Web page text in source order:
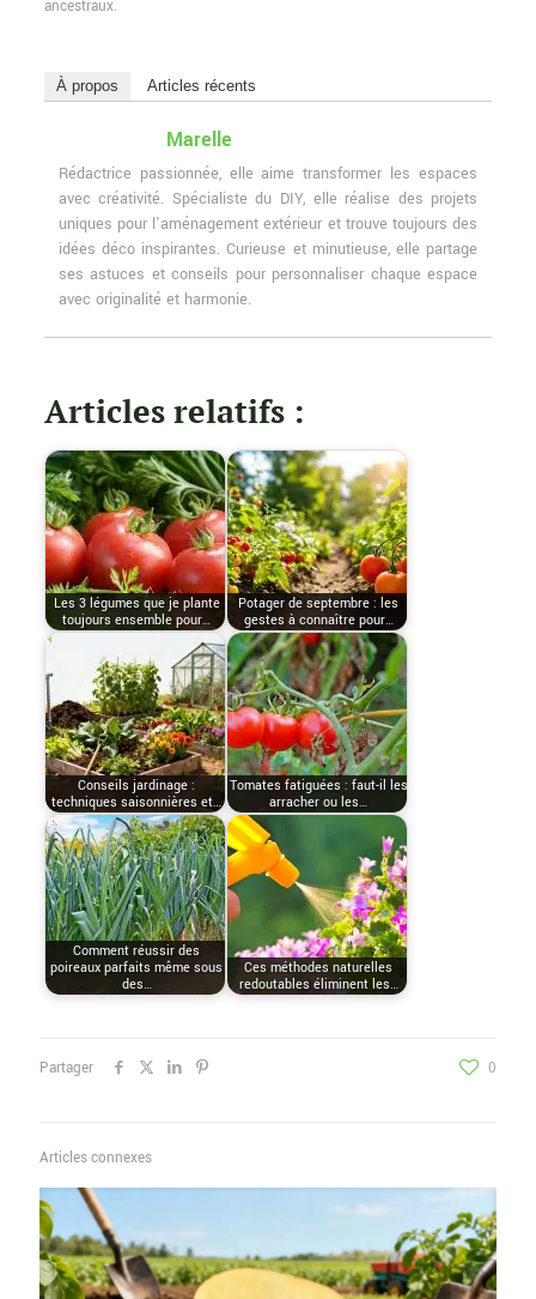
ancestraux.
À propos Articles récents
Marelle
Rédactrice passionnée, elle aime transformer les espaces
avec créativité. Spécialiste du DIY, elle réalise des projets
uniques pour l'aménagement extérieur et trouve toujours des
idées déco inspirantes. Curieuse et minutieuse, elle partage
ses astuces et conseils pour personnaliser chaque espace
avec originalité et harmonie.
Articles relatifs :
Les 3 légumes que je plante
toujours ensemble pour…
Potager de septembre : les
gestes à connaître pour…
Conseils jardinage :
techniques saisonnières et…
Tomates fatiguées : faut-il les
arracher ou les…
Comment réussir des
poireaux parfaits même sous
des…
Ces méthodes naturelles
redoutables éliminent les…
Partager 0
Articles connexes